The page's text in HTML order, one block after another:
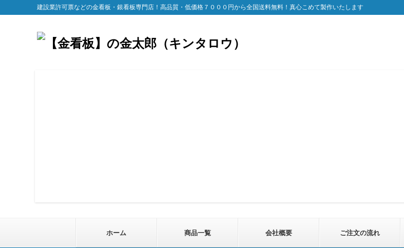
建設業許可票などの金看板・銀看板専門店！高品質・低価格７０００円から全国送料無料！真心こめて製作いたします
ホーム 商品一覧 会社概要 ご注文の流れ